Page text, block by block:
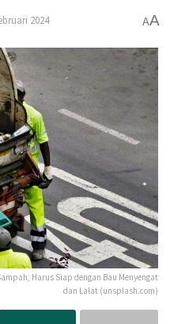
2024 AA
Harus Siap dengan Bau Menyengat
dan Lalat (unsplash.com)